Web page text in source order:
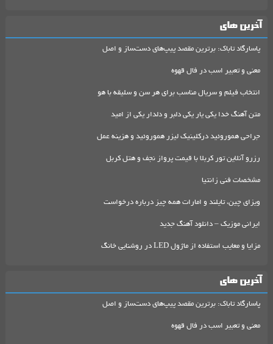
آخرین های
پاسارگاد تاباک: برترین مقصد پیپ‌های دست‌ساز و اصل
معنی و تعبیر اسب در فال قهوه
انتخاب فیلم و سریال مناسب برای هر سن و سلیقه با هو
متن آهنگ خدا یکی یار یکی دلبر و دلدار یکی از امید
جراحی هموروئید درکلینیک لیزر هموروئید و هزینه عمل
رزرو آنلاین تور کربلا با قیمت پرواز نجف و هتل کربل
مشخصات فنی زانتیا
ویزای چین، تایلند و امارات همه چیز درباره درخواست
ایرانی موزیک – دانلود آهنگ جدید
مزایا و معایب استفاده از ماژول LED در روشنایی خانگ
آخرین های
پاسارگاد تاباک: برترین مقصد پیپ‌های دست‌ساز و اصل
معنی و تعبیر اسب در فال قهوه